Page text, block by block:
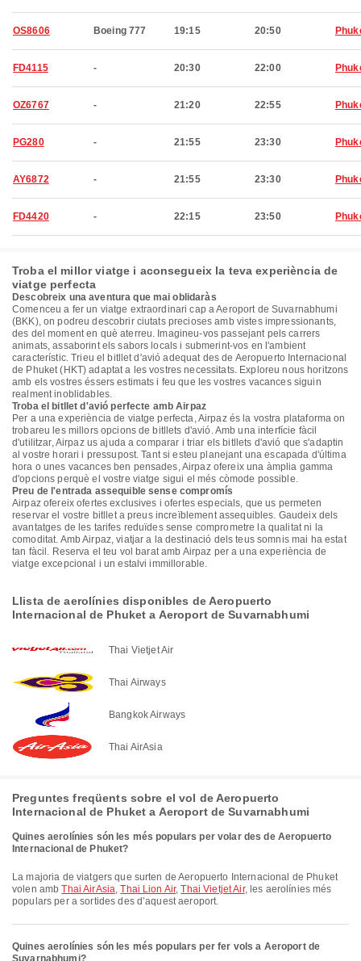
OS8606 Boeing 777 19:15 20:50
FD4115 - 20:30 22:00
OZ6767 - 21:20 22:55
PG280 - 21:55 23:30
AY6872 - 21:55 23:30
FD4420 - 22:15 23:50
Troba el millor viatge i aconsegueix la teva experiència de
viatge perfecta
Descobreix una aventura que mai oblidaràs
Comenceu a fer un viatge extraordinari cap a Aeroport de Suvarnabhumi
(BKK), on podreu descobrir ciutats precioses amb vistes impressionants,
des del moment en què aterreu. Imagineu-vos passejant pels carrers
animats, assaborint els sabors locals i submerint-vos en l'ambient
característic. Trieu el bitllet d'avió adequat des de Aeropuerto Internacional
de Phuket (HKT) adaptat a les vostres necessitats. Exploreu nous horitzons
amb els vostres éssers estimats i feu que les vostres vacances siguin
realment inoblidables.
Troba el bitllet d'avió perfecte amb Airpaz
Per a una experiència de viatge perfecta, Airpaz és la vostra plataforma on
trobareu les millors opcions de bitllets d'avió. Amb una interfície fàcil
d'utilitzar, Airpaz us ajuda a comparar i triar els bitllets d'avió que s'adaptin
al vostre horari i pressupost. Tant si esteu planejant una escapada d'última
hora o unes vacances ben pensades, Airpaz ofereix una àmplia gamma
d'opcions perquè el vostre viatge sigui el més còmode possible.
Preu de l'entrada assequible sense compromís
Airpaz ofereix ofertes exclusives i ofertes especials, que us permeten
reservar el vostre bitllet a preus increïblement assequibles. Gaudeix dels
avantatges de les tarifes reduïdes sense comprometre la qualitat ni la
comoditat. Amb Airpaz, viatjar a la destinació dels teus somnis mai ha estat
tan fàcil. Reserva el teu vol barat amb Airpaz per a una experiència de
viatge excepcional i un estalvi immillorable.
Llista de aerolínies disponibles de Aeropuerto
Internacional de Phuket a Aeroport de Suvarnabhumi
Thai Vietjet Air
Thai Airways
Bangkok Airways
Thai AirAsia
Preguntes freqüents sobre el vol de Aeropuerto
Internacional de Phuket a Aeroport de Suvarnabhumi
Quines aerolínies són les més populars per volar des de Aeropuerto
Internacional de Phuket?
La majoria de viatgers que surten de Aeropuerto Internacional de Phuket
volen ambThai AirAsia,Thai Lion Air,Thai Vietjet Air, les aerolínies més
populars per a sortides des d’aquest aeroport.
Quines aerolínies són les més populars per fer vols a Aeroport de
Suvarnabhumi?